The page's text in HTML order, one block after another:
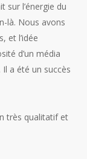
sur l’énergie du
là. Nous avons
et l’idée
d’un média
Il a été un succès
très qualitatif et